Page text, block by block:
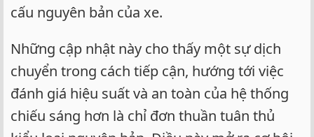
cấu nguyên bản của xe.
Những cập nhật này cho thấy một sự dịch
chuyển trong cách tiếp cận, hướng tới việc
đánh giá hiệu suất và an toàn của hệ thống
chiếu sáng hơn là chỉ đơn thuần tuân thủ